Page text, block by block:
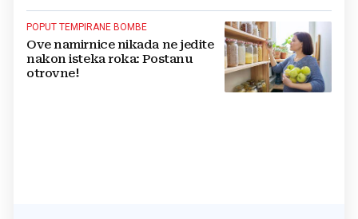
POPUT TEMPIRANE BOMBE
Ove namirnice nikada ne jedite
nakon isteka roka: Postanu
otrovne!